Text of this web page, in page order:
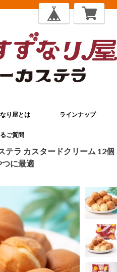
り屋とは ラインナップ
ご質問
テラ カスタードクリーム 12個
に最適